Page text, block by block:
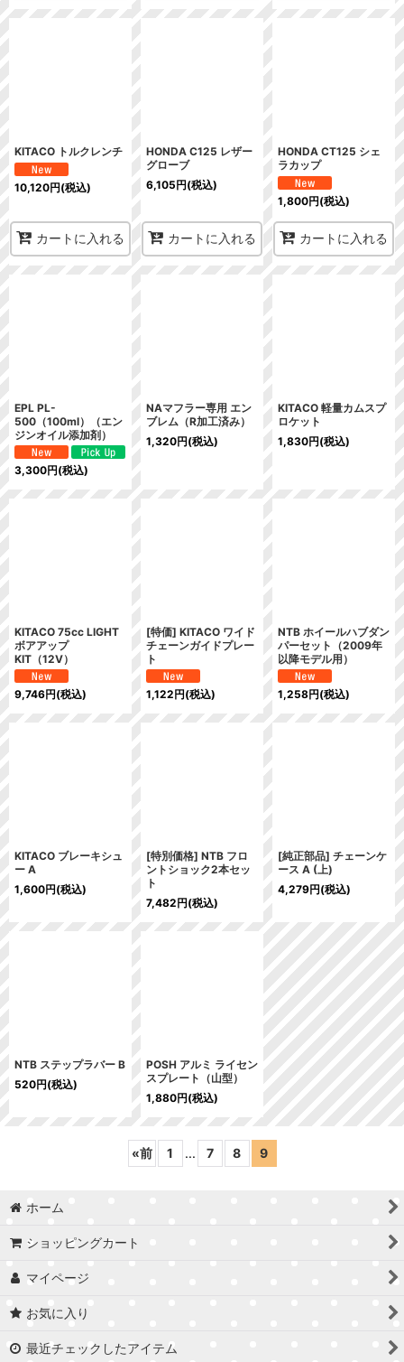
KITACO トルクレンチ
10,120円(税込)
カートに入れる
HONDA C125 レザー
グローブ
6,105円(税込)
カートに入れる
HONDA CT125 シェ
ラカップ
1,800円(税込)
カートに入れる
EPL PL-
500（100ml）（エン
ジンオイル添加剤）
3,300円(税込)
NAマフラー専用 エン
ブレム（R加工済み）
1,320円(税込)
KITACO 軽量カムスプ
ロケット
1,830円(税込)
KITACO 75cc LIGHT
ボアアップ
KIT（12V）
9,746円(税込)
[特価] KITACO ワイド
チェーンガイドプレー
ト
1,122円(税込)
NTB ホイールハブダン
パーセット（2009年
以降モデル用）
1,258円(税込)
KITACO ブレーキシュ
ー A
1,600円(税込)
[特別価格] NTB フロ
ントショック2本セッ
ト
7,482円(税込)
[純正部品] チェーンケ
ース A (上)
4,279円(税込)
NTB ステップラバー B
520円(税込)
POSH アルミ ライセン
スプレート（山型）
1,880円(税込)
«前 1 ... 7 8 9
ホーム
ショッピングカート
マイページ
お気に入り
最近チェックしたアイテム